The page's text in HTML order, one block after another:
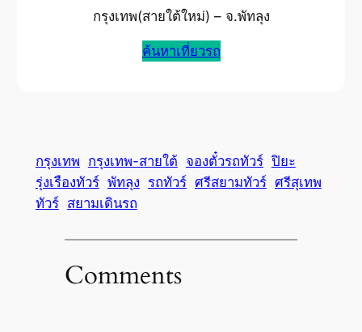
กรุงเทพ(สายใต้ใหม่) – จ.พัทลุง
ค้นหาเที่ยวรถ
กรุงเทพ กรุงเทพ-สายใต้ จองตั๋วรถทัวร์ ปิยะ
รุ่งเรืองทัวร์ พัทลุง รถทัวร์ ศรีสยามทัวร์ ศรีสุเทพ
ทัวร์ สยามเดินรถ
Comments